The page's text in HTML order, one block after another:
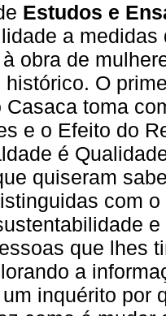
Estudos e
a
obra de
O
Casaca toma
e o Efeito do
é
quiseram
com o
que lhes
a
inquérito por